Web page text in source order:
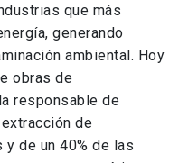
que más
generando
ambiental. Hoy
obras de
responsable de
de
de un 40% de las